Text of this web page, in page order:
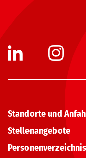
Standorte und
Stellenangebote
Personenverzeichnis